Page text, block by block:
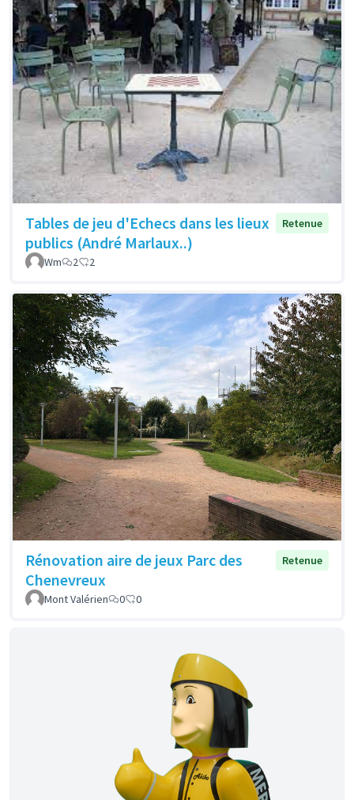
Tables de jeu d'Echecs dans les lieux
publics (André Marlaux..)
Retenue
Wm 2 2
Rénovation aire de jeux Parc des
Chenevreux
Retenue
Mont Valérien 0 0